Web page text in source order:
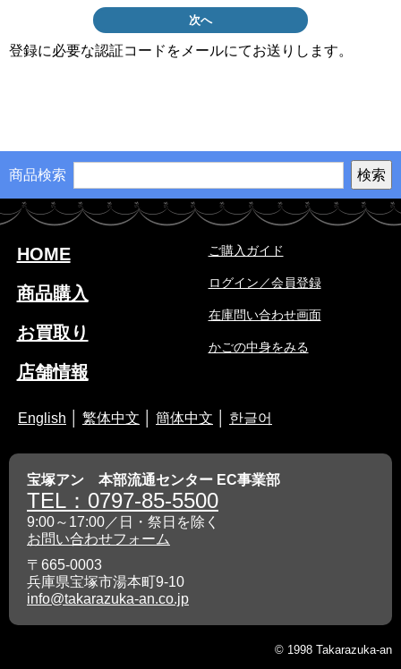
次へ
登録に必要な認証コードをメールにてお送りします。
商品検索
HOME
商品購入
お買取り
店舗情報
ご購入ガイド
ログイン／会員登録
在庫問い合わせ画面
かごの中身をみる
English 繁体中文 簡体中文 한글어
宝塚アン 本部流通センター EC事業部
TEL：0797-85-5500
9:00～17:00／日・祭日を除く
お問い合わせフォーム
〒665-0003
兵庫県宝塚市湯本町9-10
info@takarazuka-an.co.jp
© 1998 Takarazuka-an